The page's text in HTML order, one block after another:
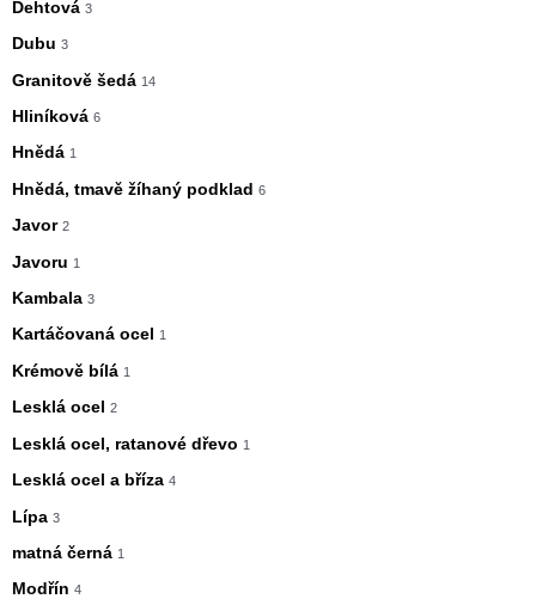
Dehtová 3
Dubu 3
Granitově šedá 14
Hliníková 6
Hnědá 1
Hnědá, tmavě žíhaný podklad 6
Javor 2
Javoru 1
Kambala 3
Kartáčovaná ocel 1
Krémově bílá 1
Lesklá ocel 2
Lesklá ocel, ratanové dřevo 1
Lesklá ocel a bříza 4
Lípa 3
matná černá 1
Modřín 4